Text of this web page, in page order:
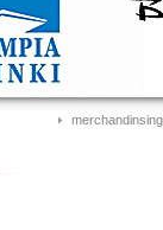
merchandinsing